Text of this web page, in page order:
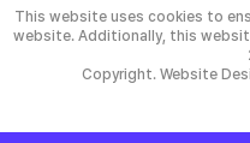
This website uses cookies to
website. Additionally, this
Copyright. Website